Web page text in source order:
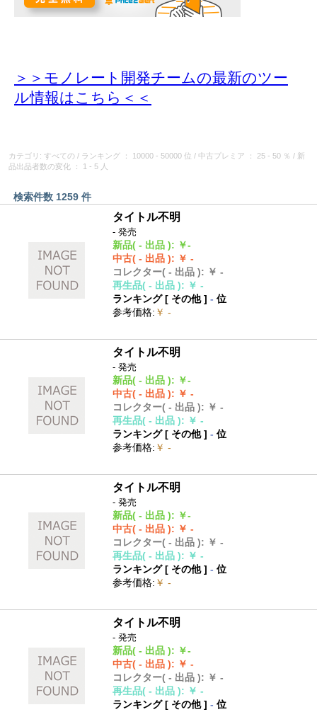
＞＞モノレート開発チームの最新のツー
ル情報はこちら＜＜
カテゴリ: すべての / ランキング ： 10000 - 50000 位 / 中古プレミア ： 25 - 50 ％ / 新
品出品者数の変化
： 1 - 5 人
検索件数 1259 件
タイトル不明
- 発売
新品( - 出品 ): ￥-
中古( - 出品 ): ￥ -
コレクター( - 出品 ): ￥ -
再生品( - 出品 ): ￥ -
ランキング [ その他]- 位
参考価格: ￥ -
タイトル不明
- 発売
新品( - 出品 ): ￥-
中古( - 出品 ): ￥ -
コレクター( - 出品 ): ￥ -
再生品( - 出品 ): ￥ -
ランキング [ その他]- 位
参考価格: ￥ -
タイトル不明
- 発売
新品( - 出品 ): ￥-
中古( - 出品 ): ￥ -
コレクター( - 出品 ): ￥ -
再生品( - 出品 ): ￥ -
ランキング [ その他]- 位
参考価格: ￥ -
タイトル不明
- 発売
新品( - 出品 ): ￥-
中古( - 出品 ): ￥ -
コレクター( - 出品 ): ￥ -
再生品( - 出品 ): ￥ -
ランキング [ その他]- 位